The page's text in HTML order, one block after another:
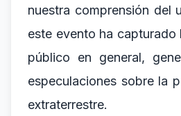
nuestra comprensión del
este evento ha capturado
público en general,
especulaciones sobre la
extraterrestre.